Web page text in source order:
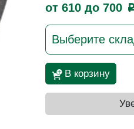
от 610 до 700
Выберите
В корзину